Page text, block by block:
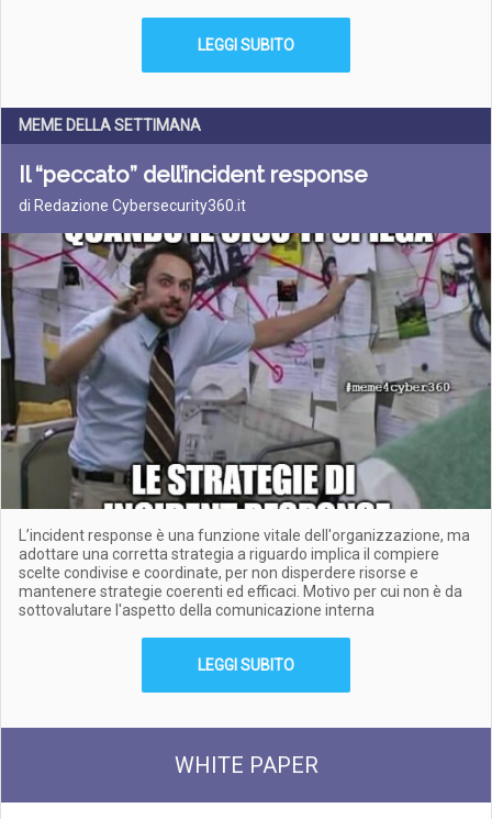
LEGGI SUBITO
MEME DELLA SETTIMANA
Il “peccato” dell’incident response
di Redazione Cybersecurity360.it
L’incident response è una funzione vitale dell'organizzazione, ma
adottare una corretta strategia a riguardo implica il compiere
scelte condivise e coordinate, per non disperdere risorse e
mantenere strategie coerenti ed efficaci. Motivo per cui non è da
sottovalutare l'aspetto della comunicazione interna
LEGGI SUBITO
WHITE PAPER